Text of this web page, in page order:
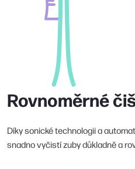
Rovnoměrné
Díky sonické technologii a
snadno vyčistí zuby důkladně a